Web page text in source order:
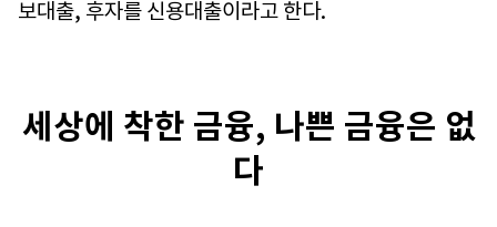
보대출, 후자를 신용대출이라고 한다.
세상에 착한 금융, 나쁜 금융은 없
다